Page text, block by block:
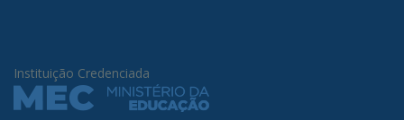
Instituição Credenciada